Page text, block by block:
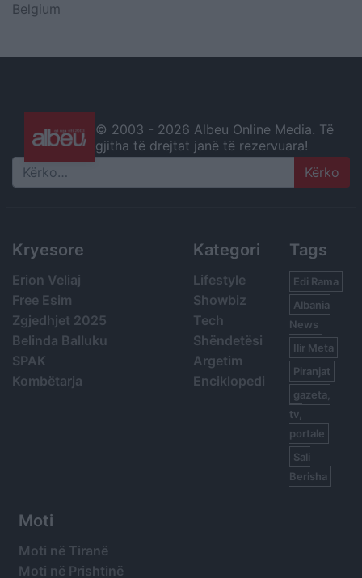
Belgium
© 2003 - 2026 Albeu Online Media. Të
gjitha të drejtat janë të rezervuara!
Search
Kryesore
Erion Veliaj
Free Esim
Zgjedhjet 2025
Belinda Balluku
SPAK
Kombëtarja
Kategori
Lifestyle
Showbiz
Tech
Shëndetësi
Argetim
Enciklopedi
Tags
Edi Rama
Albania
News
Ilir Meta
Piranjat
gazeta,
tv,
portale
Sali
Berisha
Moti
Moti në Tiranë
Moti në Prishtinë